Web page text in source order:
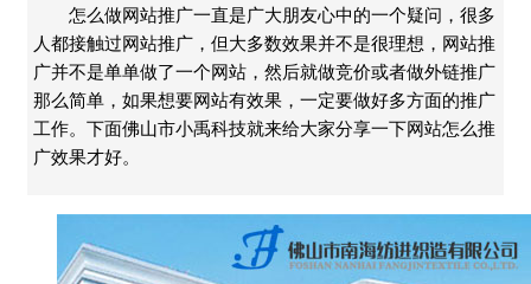
怎么做网站推广一直是广大朋友心中的一个疑问，很多
人都接触过网站推广，但大多数效果并不是很理想，网站推
广并不是单单做了一个网站，然后就做竞价或者做外链推广
那么简单，如果想要网站有效果，一定要做好多方面的推广
工作。下面佛山市小禹科技就来给大家分享一下网站怎么推
广效果才好。